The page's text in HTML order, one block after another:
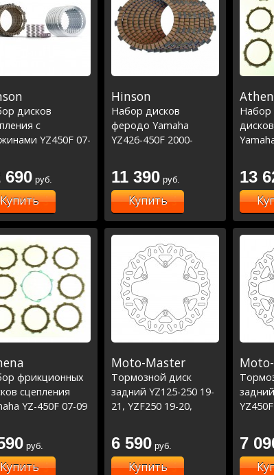
дисков
с
YZ450F 07-
690 руб.
Купить
Hinson
Набор дисков
феродо Yamaha
YZ426-450F 2000-
11 390 руб.
Купить
Набор
13
фрикционных
сцепления
YZ-450F 07-09
руб.
Купить
Moto-Master
Тормозной диск
задний YZ125-250 19-
21, YZF250 19-20,
450 19-22(D245)
6 590 руб.
Купить
7